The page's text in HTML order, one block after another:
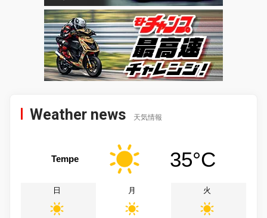
Weather news 天気情報
Tempe 35°C
日 月 火